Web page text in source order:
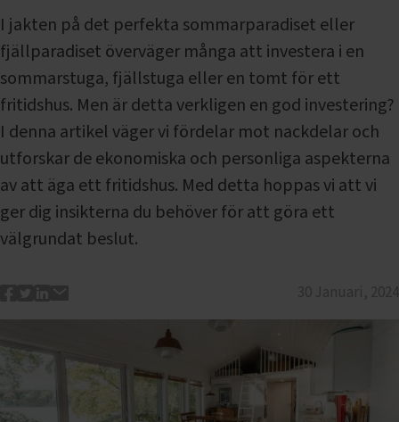
I jakten på det perfekta sommarparadiset eller
fjällparadiset överväger många att investera i en
sommarstuga, fjällstuga eller en tomt för ett
fritidshus. Men är detta verkligen en god investering?
I denna artikel väger vi fördelar mot nackdelar och
utforskar de ekonomiska och personliga aspekterna
av att äga ett fritidshus. Med detta hoppas vi att vi
ger dig insikterna du behöver för att göra ett
välgrundat beslut.